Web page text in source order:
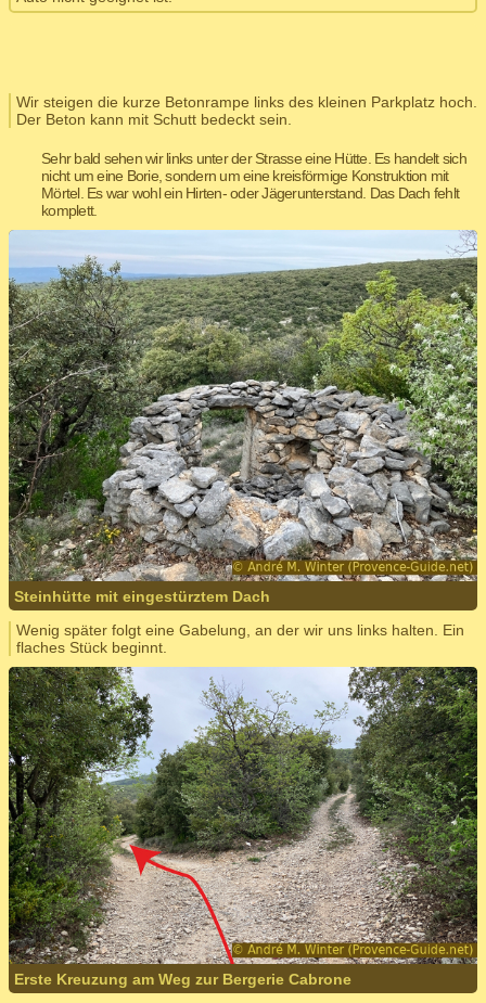
Wir steigen die kurze Betonrampe links des kleinen Parkplatz hoch.
Der Beton kann mit Schutt bedeckt sein.
Sehr bald sehen wir links unter der Strasse eine Hütte. Es handelt sich
nicht um eine Borie, sondern um eine kreisförmige Konstruktion mit
Mörtel. Es war wohl ein Hirten- oder Jägerunterstand. Das Dach fehlt
komplett.
Steinhütte mit eingestürztem Dach
Wenig später folgt eine Gabelung, an der wir uns links halten. Ein
flaches Stück beginnt.
Erste Kreuzung am Weg zur Bergerie Cabrone